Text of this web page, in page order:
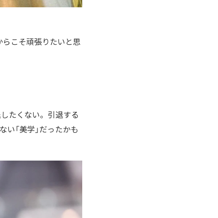
こそ頑張りたいと思
たくない。引退する
「美学」だったかも